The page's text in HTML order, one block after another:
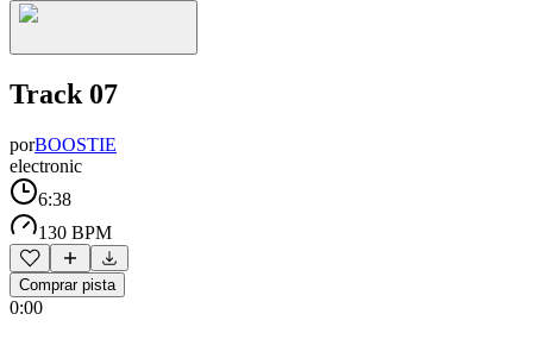
Track 07
porBOOSTIE
electronic
6:38
130 BPM
Comprar pista
0:00